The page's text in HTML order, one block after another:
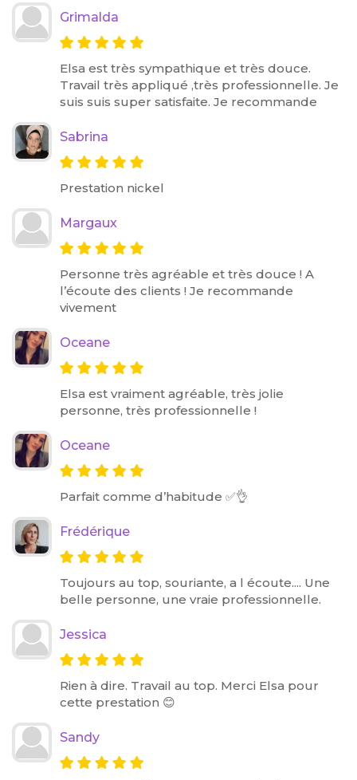
Grimalda
Elsa est très sympathique et très douce.
Travail très appliqué ,très professionnelle. Je
suis suis super satisfaite. Je recommande
Sabrina
Prestation nickel
Margaux
Personne très agréable et très douce ! A
l’écoute des clients ! Je recommande
vivement
Oceane
Elsa est vraiment agréable, très jolie
personne, très professionnelle !
Oceane
Parfait comme d’habitude ✅👌
Frédérique
Toujours au top, souriante, a l écoute.... Une
belle personne, une vraie professionnelle.
Jessica
Rien à dire. Travail au top. Merci Elsa pour
cette prestation 😊
Sandy